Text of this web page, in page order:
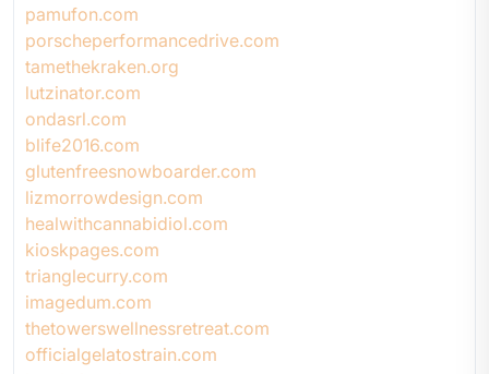
pamufon.com
porscheperformancedrive.com
tamethekraken.org
lutzinator.com
ondasrl.com
blife2016.com
glutenfreesnowboarder.com
lizmorrowdesign.com
healwithcannabidiol.com
kioskpages.com
trianglecurry.com
imagedum.com
thetowerswellnessretreat.com
officialgelatostrain.com